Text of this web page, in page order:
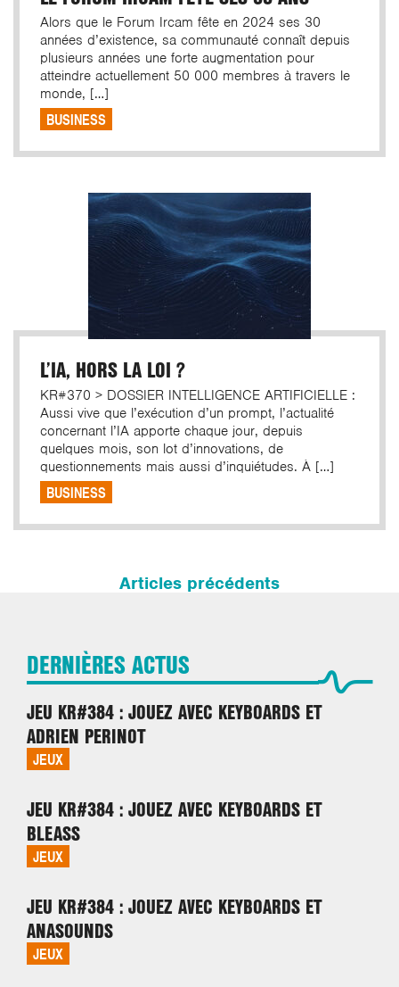
Alors que le Forum Ircam fête en 2024 ses 30
années d’existence, sa communauté connaît depuis
plusieurs années une forte augmentation pour
atteindre actuellement 50 000 membres à travers le
monde, […]
BUSINESS
L’IA, HORS LA LOI ?
KR#370 > DOSSIER INTELLIGENCE ARTIFICIELLE :
Aussi vive que l’exécution d’un prompt, l’actualité
concernant l’IA apporte chaque jour, depuis
quelques mois, son lot d’innovations, de
questionnements mais aussi d’inquiétudes. À […]
BUSINESS
Articles précédents
DERNIÈRES ACTUS
JEU KR#384 : JOUEZ AVEC KEYBOARDS ET
ADRIEN PERINOT
JEUX
JEU KR#384 : JOUEZ AVEC KEYBOARDS ET
BLEASS
JEUX
JEU KR#384 : JOUEZ AVEC KEYBOARDS ET
ANASOUNDS
JEUX